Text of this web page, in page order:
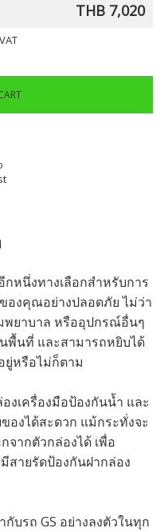
THB 7,020
กหนึ่งทางเลือกสำหรับการ
ของคุณอย่างปลอดภัย ไม่ว่า
พยาบาล หรืออุปกรณ์อื่นๆ
พื้นที่ และสามารถหยิบได้
ยู่หรือไม่ก็ตาม
งเครื่องมือป้องกันน้ำ และ
องได้สะดวก แม้กระทั่งจะ
จากตัวกล่องได้ เพื่อ
สายรัดป้องกันฝากล่อง
บรถ GS อย่างลงตัวในทุก